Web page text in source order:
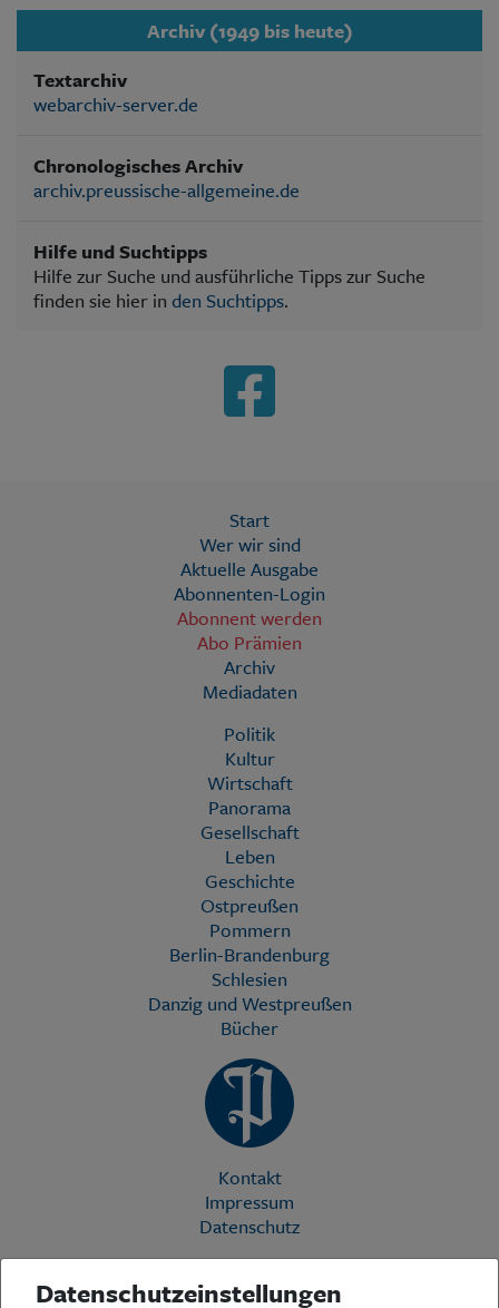
Archiv (1949 bis heute)
Textarchiv
webarchiv-server.de
Chronologisches Archiv
archiv.preussische-allgemeine.de
Hilfe und Suchtipps
Hilfe zur Suche und ausführliche Tipps zur Suche
finden sie hier in den Suchtipps.
Start
Wer wir sind
Aktuelle Ausgabe
Abonnenten-Login
Abonnent werden
Abo Prämien
Archiv
Mediadaten
Politik
Kultur
Wirtschaft
Panorama
Gesellschaft
Leben
Geschichte
Ostpreußen
Pommern
Berlin-Brandenburg
Schlesien
Danzig und Westpreußen
Bücher
Kontakt
Impressum
Datenschutz
Datenschutzeinstellungen